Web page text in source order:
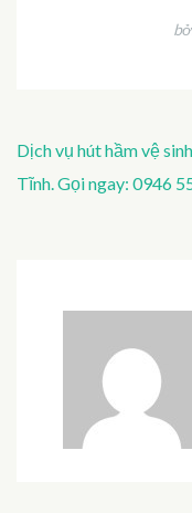
Điều
hướng
Dịch vụ hút hầm vệ
Tĩnh. Gọi ngay: 0946